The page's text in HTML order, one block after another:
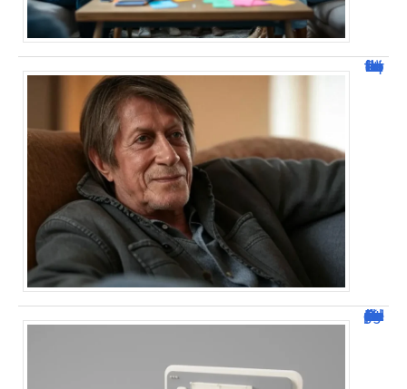
Jacques Dutronc fortune : estimation et sources de richesse !
Dafont Police : guide complet pour télécharger !